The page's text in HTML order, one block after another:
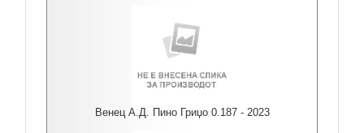
Венец А.Д. Пино Гриџо 0.187 - 2023